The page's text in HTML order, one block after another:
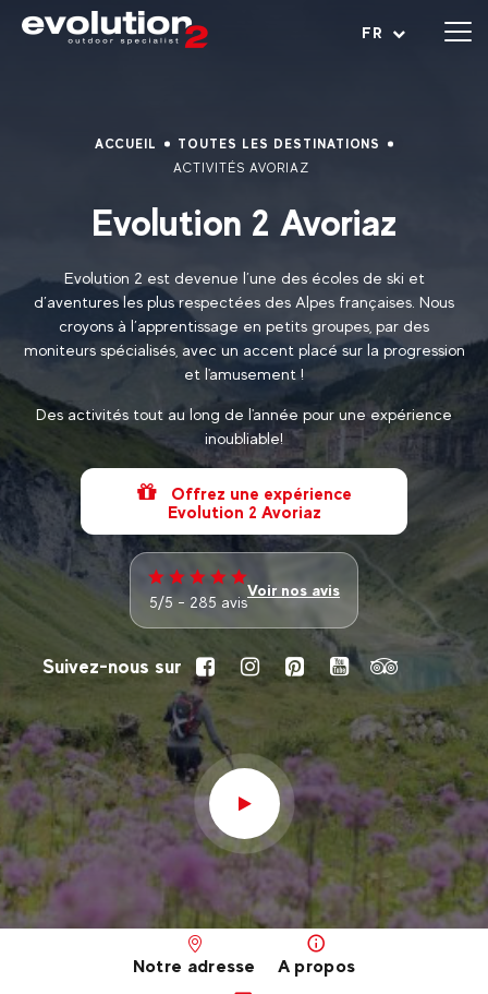
FR
Ouvrir le menu
ACCUEIL
TOUTES LES DESTINATIONS
ACTIVITÉS AVORIAZ
Evolution 2 Avoriaz
Evolution 2 est devenue l’une des écoles de ski et
d’aventures les plus respectées des Alpes françaises. Nous
croyons à l’apprentissage en petits groupes, par des
moniteurs spécialisés, avec un accent placé sur la progression
et l'amusement !
Des activités tout au long de l'année pour une expérience
inoubliable!
Offrez une expérience
Evolution 2 Avoriaz
5/5 - 285 avis
Voir nos avis
Suivez-nous sur
Notre adresse A propos